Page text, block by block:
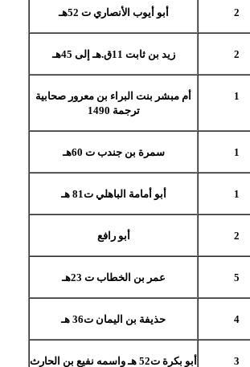
2 أبو أيوب الأنصاري ت 52هـ
2 زيد بن ثابت 11ق.هـ إلى 45هـ
1
أم مبشر بنت البراء بن معرور صحابية
ترجمة 1490
1 سمرة بن جندب ت 60هـ
1 أبو أمامة الباهلي ت81 هـ
2 أبو رافع
5 عمر بن الخطاب ت 23هـ
4 حذيفة بن اليمان ت36 هـ
3 أبو بكرة ت52 هـ واسمه نفيع بن الحارث